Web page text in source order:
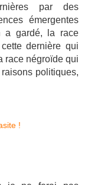
par des
émergentes
a gardé, la race
dernière qui
race négroïde qui
politiques,